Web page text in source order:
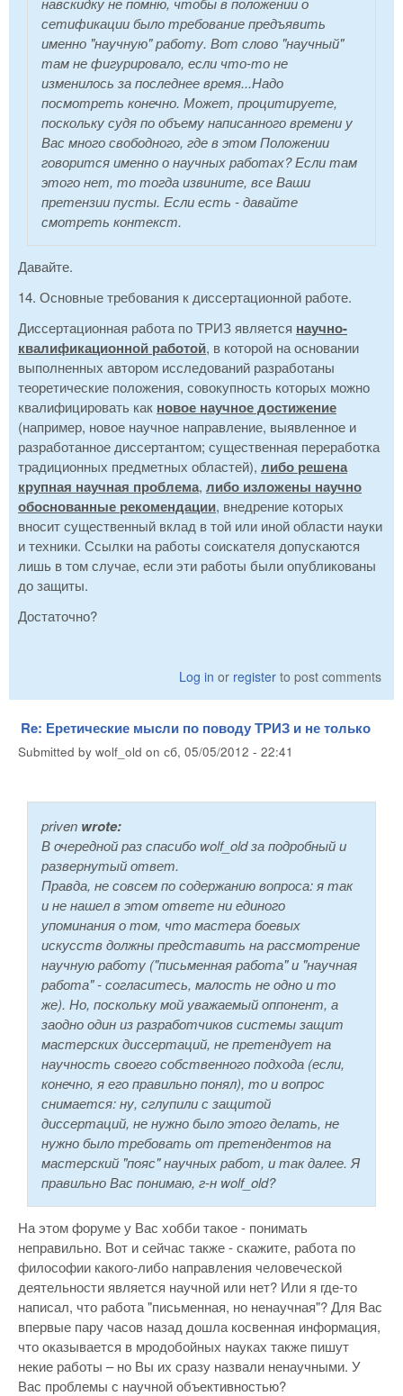
сетификации было требование предъявить
именно "научную" работу. Вот слово "научный"
там не фигурировало, если что-то не
изменилось за последнее время...Надо
посмотреть конечно. Может, процитируете,
поскольку судя по объему написанного времени у
Вас много свободного, где в этом Положении
говорится именно о научных работах? Если там
этого нет, то тогда извините, все Ваши
претензии пусты. Если есть - давайте
смотреть контекст.
Давайте.
14. Основные требования к диссертационной работе.
Диссертационная работа по ТРИЗ является научно-
квалификационной работой, в которой на основании
выполненных автором исследований разработаны
теоретические положения, совокупность которых можно
квалифицировать как новое научное достижение
(например, новое научное направление, выявленное и
разработанное диссертантом; существенная переработка
традиционных предметных областей), либо решена
крупная научная проблема, либо изложены научно
обоснованные рекомендации, внедрение которых
вносит существенный вклад в той или иной области науки
и техники. Ссылки на работы соискателя допускаются
лишь в том случае, если эти работы были опубликованы
до защиты.
Достаточно?
Log in or register to post comments
Re: Еретические мысли по поводу ТРИЗ и не только
Submitted by wolf_old on сб, 05/05/2012 - 22:41
priven wrote:
В очередной раз спасибо wolf_old за подробный и
развернутый ответ.
Правда, не совсем по содержанию вопроса: я так
и не нашел в этом ответе ни единого
упоминания о том, что мастера боевых
искусств должны представить на рассмотрение
научную работу ("письменная работа" и "научная
работа" - согласитесь, малость не одно и то
же). Но, поскольку мой уважаемый оппонент, а
заодно один из разработчиков системы защит
мастерских диссертаций, не претендует на
научность своего собственного подхода (если,
конечно, я его правильно понял), то и вопрос
снимается: ну, сглупили с защитой
диссертаций, не нужно было этого делать, не
нужно было требовать от претендентов на
мастерский "пояс" научных работ, и так далее. Я
правильно Вас понимаю, г-н wolf_old?
На этом форуме у Вас хобби такое - понимать
неправильно. Вот и сейчас также - скажите, работа по
философии какого-либо направления человеческой
деятельности является научной или нет? Или я где-то
написал, что работа "письменная, но ненаучная"? Для Вас
впервые пару часов назад дошла косвенная информация,
что оказывается в мродобойных науках также пишут
некие работы – но Вы их сразу назвали ненаучными. У
Вас проблемы с научной объективностью?